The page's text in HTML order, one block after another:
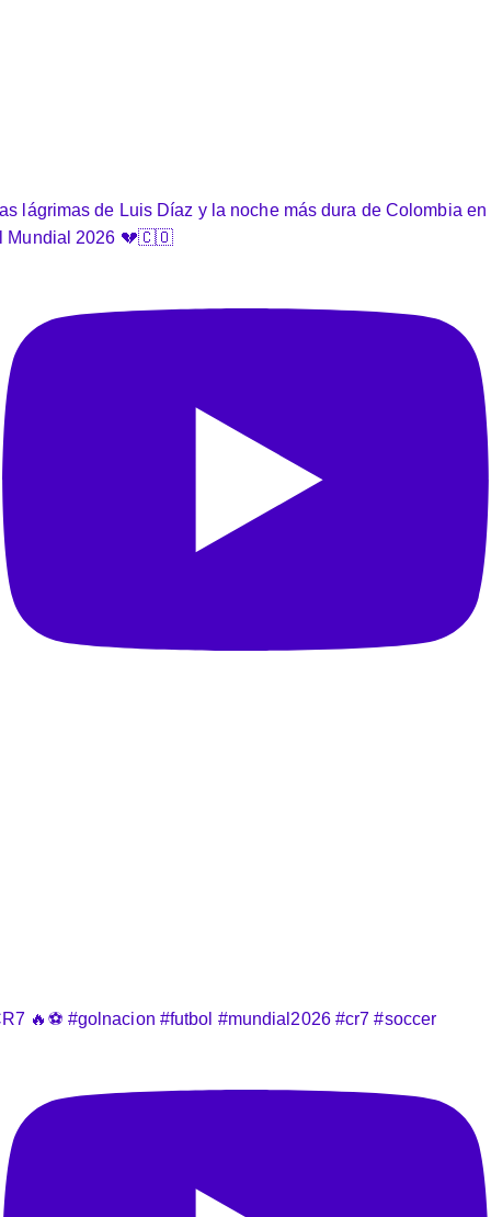
lágrimas de Luis Díaz y la noche más dura de Colombia en
Mundial 2026 💔🇨🇴
🔥⚽️ #golnacion #futbol #mundial2026 #cr7 #soccer